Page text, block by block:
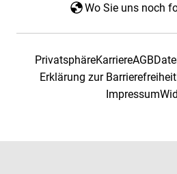
Wo Sie uns noch
PrivatsphäreKarriereAGB
Erklärung zur Barrierefreiheit
Impressum